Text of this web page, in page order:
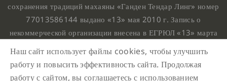
сохранения традиций махаяны «Ганден Тендар Линг» номер
77013586144 выдано «13» мая 2010 г. Запись о
некоммерческой организации внесена в ЕГРЮЛ «13» марта
номером 1107799015708.
Ганден Тендар Линг © 2020 Все права защищены
Наш сайт использует файлы cookies, чтобы улучшить
работу и повысить эффективность сайта. Продолжая
работу с сайтом, вы соглашаетесь с использованием